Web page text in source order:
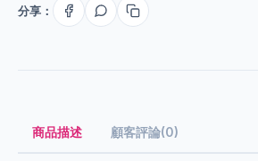
分享：
商品描述 顧客評論(0)